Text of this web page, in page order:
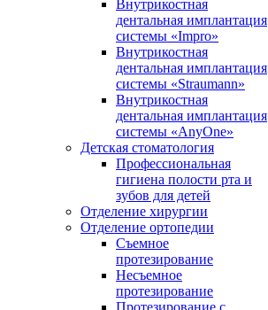
Внутрикостная
дентальная имплантация
системы «Impro»
Внутрикостная
дентальная имплантация
системы «Straumann»
Внутрикостная
дентальная имплантация
системы «AnyOne»
Детская стоматология
Профессиональная
гигиена полости рта и
зубов для детей
Отделение хирургии
Отделение ортопедии
Съемное
протезирование
Несъемное
протезирование
Протезирование с